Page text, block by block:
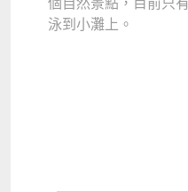
泳到小灘上。